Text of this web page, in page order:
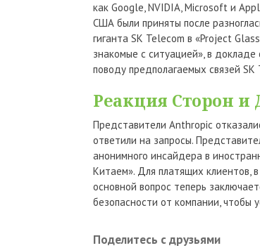
как Google, NVIDIA, Microsoft и
США были приняты после
гиганта SK Telecom в «Project
знакомые с ситуацией», в
поводу предполагаемых связей
Реакция Сторон
Представители Anthropic
ответили на запросы.
анонимного инсайдера в
Китаем». Для платящих
основной вопрос теперь
безопасности от компании, чтобы
Поделитесь с друзьями